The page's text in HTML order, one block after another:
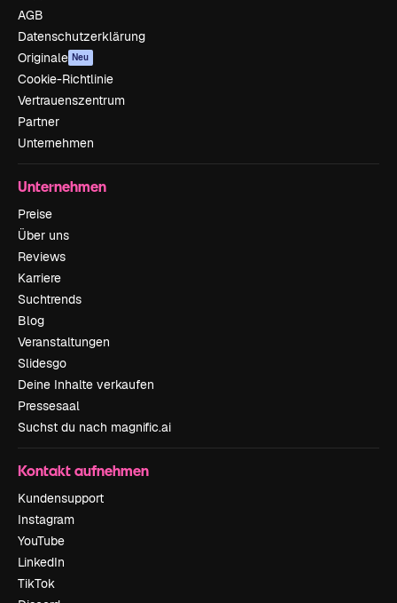
AGB
Datenschutzerklärung
Originale Neu
Cookie-Richtlinie
Vertrauenszentrum
Partner
Unternehmen
Unternehmen
Preise
Über uns
Reviews
Karriere
Suchtrends
Blog
Veranstaltungen
Slidesgo
Deine Inhalte verkaufen
Pressesaal
Suchst du nach magnific.ai
Kontakt aufnehmen
Kundensupport
Instagram
YouTube
LinkedIn
TikTok